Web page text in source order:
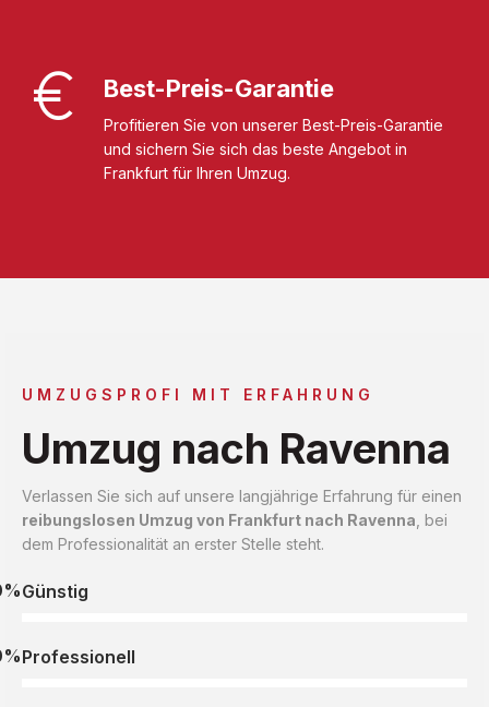
Best-Preis-Garantie
Profitieren Sie von unserer Best-Preis-Garantie
und sichern Sie sich das beste Angebot in
Frankfurt für Ihren Umzug.
UMZUGSPROFI MIT ERFAHRUNG
Umzug nach Ravenna
Verlassen Sie sich auf unsere langjährige Erfahrung für einen
reibungslosen Umzug von Frankfurt nach Ravenna , bei
dem Professionalität an erster Stelle steht.
Günstig
Professionell